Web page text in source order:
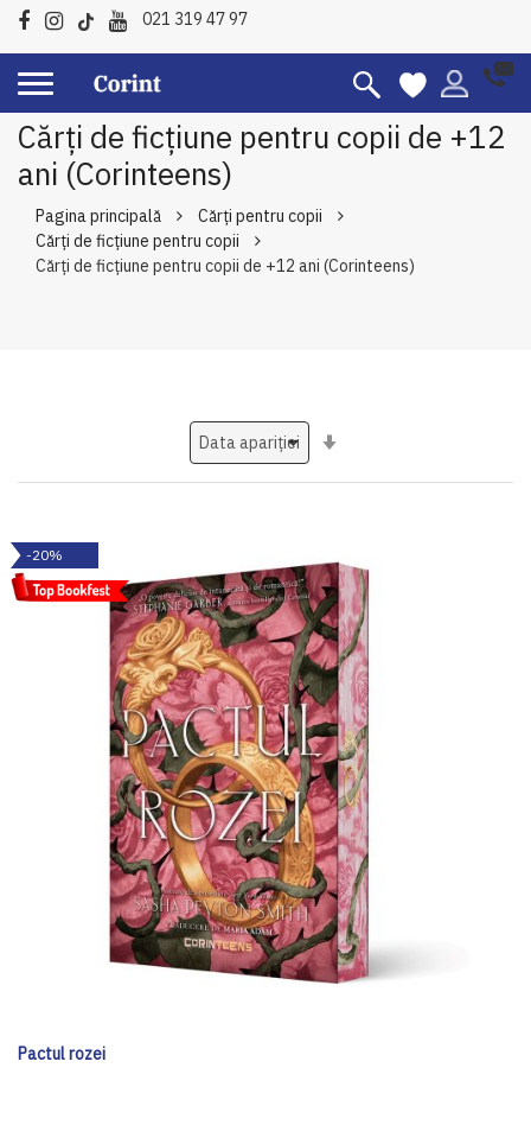
021 319 47 97
Cărți de ficțiune pentru copii de +12
ani (Corinteens)
Pagina principală
Cărți pentru copii
Cărți de ficțiune pentru copii
Cărți de ficțiune pentru copii de +12 ani (Corinteens)
-20%
Pactul rozei